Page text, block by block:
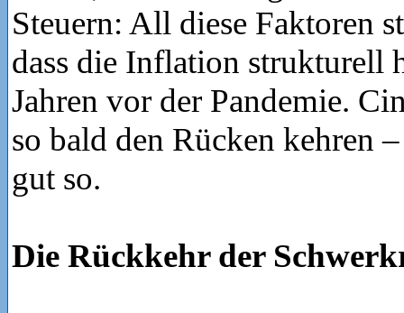
Steuern: All diese Faktoren
dass die Inflation strukturell
Jahren vor der Pandemie.
so bald den Rücken kehren
gut so.
Die Rückkehr der